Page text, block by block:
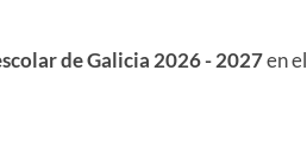
de Galicia 2026 - 2027en el